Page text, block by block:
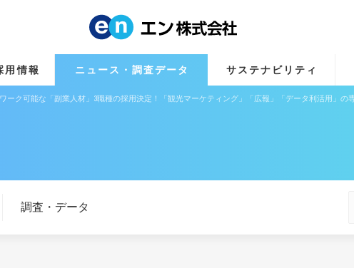
用情報 ニュース・調査データ サステナビリティ
ーク可能な「副業人材」3職種の採用決定！「観光マーケティング」「広報」「データ利活用」の
調査・データ